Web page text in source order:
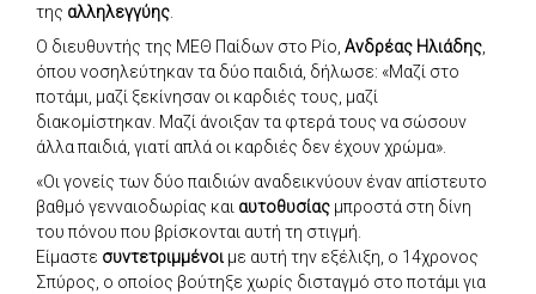
της αλληλεγγύης
Ο διευθυντής της ΜΕΘ Παίδων στο Ρίο, Ανδρέας Ηλιάδης
όπου νοσηλεύτηκαν τα δύο παιδιά, δήλωσε: «Μαζί στο
ποτάμι, μαζί ξεκίνησαν οι καρδιές τους, μαζί
διακομίστηκαν. Μαζί άνοιξαν τα φτερά τους να σώσουν
άλλα παιδιά, γιατί απλά οι καρδιές δεν έχουν χρώμα».
«Οι γονείς των δύο παιδιών αναδεικνύουν έναν απίστευτο
βαθμό γενναιοδωρίας και αυτοθυσίας μπροστά στη δίνη
του πόνου που βρίσκονται αυτή τη στιγμή.
Είμαστε συντετριμμένοι με αυτή την εξέλιξη, ο 14χρονος
Σπύρος, ο οποίος βούτηξε χωρίς δισταγμό στο ποτάμι για